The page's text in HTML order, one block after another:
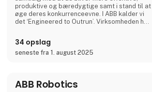
produktive og bæredygtige samt i stand til at
øge deres konkurrenceevne. I ABB kalder vi
det ‘Engineered to Outrun’. Virksomheden har
noteret på SIX Swiss Exchange (ABBN) og
Nasdaq Stockholm (ABB). www.abb.com
34 opslag
seneste fra 1. august 2025
ABB Robotics